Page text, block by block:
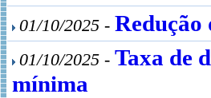
01/10/2025 -
01/10/2025 - Taxa de
mínima